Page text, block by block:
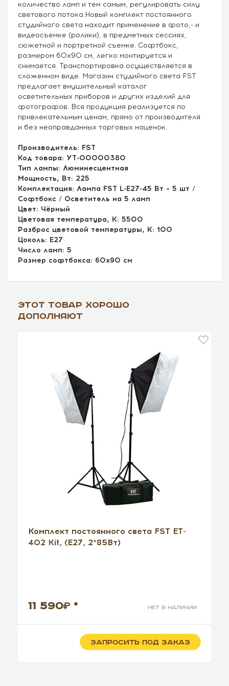
количество ламп и тем самым, регулировать силу
светового потока.Новый комплект постоянного
студийного света находит применение в фото,- и
видеосъемке (ролики), в предметных сессиях,
сюжетной и портретной съемке. Софтбокс,
размером 60x90 см, легко монтируется и
снимается. Транспортировка осуществляется в
сложенном виде. Магазин студийного света FST
предлагает внушительный каталог
осветительных приборов и других изделий для
фотографов. Вся продукция реализуется по
привлекательным ценам, прямо от производителя
и без неоправданных торговых наценок.
Производитель: FST
Код товара: УТ-00000380
Тип лампы: Люминесцентная
Мощность, Вт: 225
Комплектация: Лампа FST L-E27-45 Вт – 5 шт /
Софтбокс / Осветитель на 5 ламп
Цвет: Чёрный
Цветовая температура, К: 5500
Разброс цветовой температуры, К: 100
Цоколь: E27
Число ламп: 5
Размер софтбокса: 60x90 см
Этот товар хорошо
дополняют
Комплект постоянного света FST ET-
402 Kit, (E27, 2*85Вт)
11 590 * нет в наличии
ЗАПРОСИТЬ ПОД ЗАКАЗ